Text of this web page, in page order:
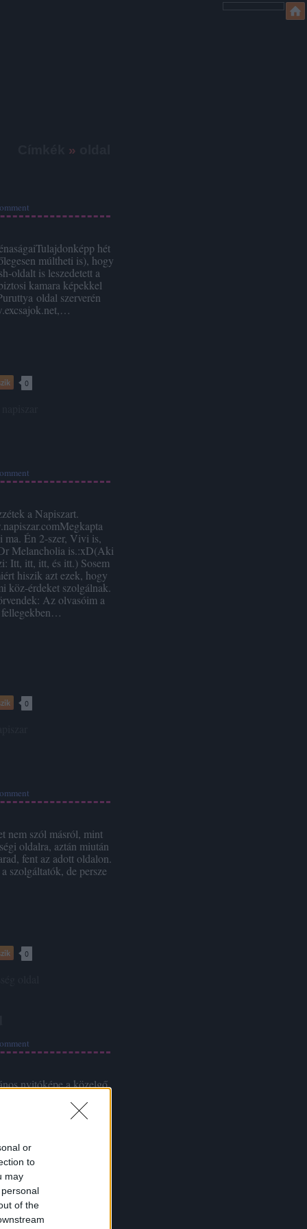
or
to
may
of the
»
hét
múltheti is), hogy
oldalt is leszedetett a
kamara képekkel
oldal szerverén
0
a Napiszart.
ma. Én 2-szer, Vivi is,
Melancholia is.:xD(Aki
Itt, itt, itt, és itt.) Sosem
hiszik azt ezek, hogy
köz-érdeket szolgálnak.
Az olvasóim a
fellegekben…
0
nem szól másról, mint
oldalra, aztán miután
fent az adott oldalon.
szolgáltatók, de persze
0
nyitóképe a közelgő
Ne tessék a csalánt
Üzemel eddig az
0